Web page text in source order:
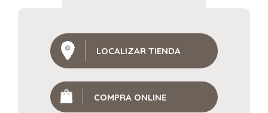
LOCALIZAR TIENDA
COMPRA ONLINE